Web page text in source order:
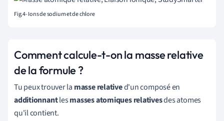
Fig.4- Ions de sodium et de chlore
Comment calcule-t-on la masse relative
de la formule ?
Tu peux trouver la masse relatived'un composé en
additionnantlesmasses atomiques relativesdes atomes
qu'il contient.